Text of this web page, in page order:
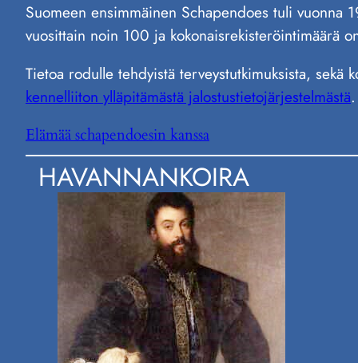
Suomeen ensimmäinen Schapendoes tuli vuonna
vuosittain noin 100 ja kokonaisrekisteröintimäärä
Tietoa rodulle tehdyistä terveystutkimuksista, sekä
kennelliiton ylläpitämästä jalostustietojärjestelmästä.
Elämää schapendoesin kanssa
HAVANNANKOIRA